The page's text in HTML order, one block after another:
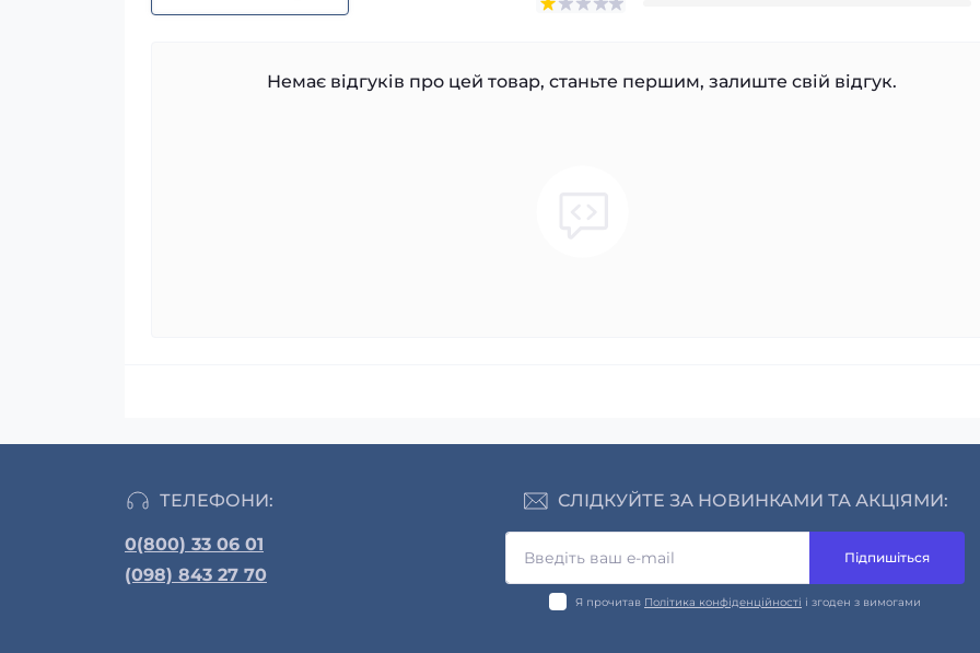
Немає відгуків про цей товар, станьте першим, залиште свій відгук.
ТЕЛЕФОНИ:
0(800) 33 06 01
(098) 843 27 70
СЛІДКУЙТЕ ЗА НОВИНКАМИ ТА АКЦІЯМИ:
Підпишіться
Я прочитав Політика конфіденційності і згоден з вимогами